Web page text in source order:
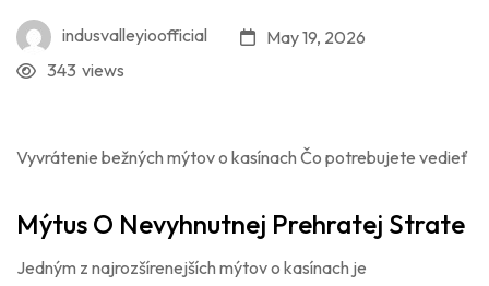
indusvalleyioofficial
May 19, 2026
views
343
Vyvrátenie bežných mýtov o kasínach Čo potrebujete vedieť
Mýtus O Nevyhnutnej Prehratej Strate
Jedným z najrozšírenejších mýtov o kasínach je